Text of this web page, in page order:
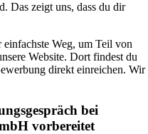
Das zeigt uns, dass du dir
einfachste Weg, um Teil von
Website. Dort findest du
direkt einreichen. Wir
bei
vorbereitet